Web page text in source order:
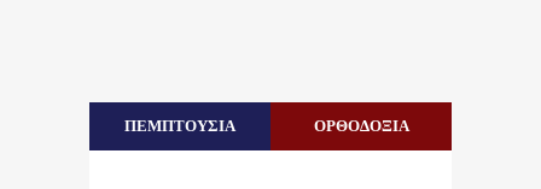
ΠΕΜΠΤΟΥΣΙΑ ΟΡΘΟΔΟΞΙΑ